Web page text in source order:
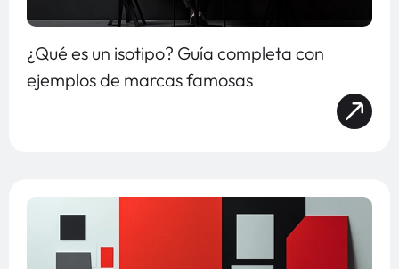
¿Qué es un isotipo? Guía completa con
ejemplos de marcas famosas